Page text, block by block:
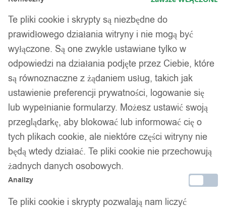
29,99zł
Darmowa dostawa od 90 zł
Dostawa w 24h
Zamówienia złożone do 14:00 wysyłamy tego samego dnia.
Dostawa w 24h
Zamówienia złożone do 14:00 wysyłamy tego samego dnia.
Kod produktu: H17_BEZ_BOX
Niedostępny
Brak w magazynie
Zamówienia złożone do 14:00 w dni robocze wysyłamy tego
Te pliki cookie i skrypty są niezbędne do
prawidłowego działania witryny i nie mogą być
wyłączone. Są one zwykle ustawiane tylko w
odpowiedzi na działania podjęte przez Ciebie, które
są równoznaczne z żądaniem usług, takich jak
ustawienie preferencji prywatności, logowanie się
lub wypełnianie formularzy. Możesz ustawić swoją
przeglądarkę, aby blokować lub informować cię o
tych plikach cookie, ale niektóre części witryny nie
będą wtedy działać. Te pliki cookie nie przechowują
żadnych danych osobowych.
Analizy
Te pliki cookie i skrypty pozwalają nam liczyć